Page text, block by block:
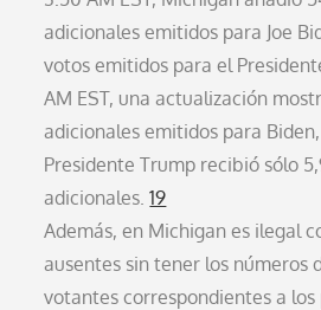
adicionales emitidos para Joe
votos emitidos para el
AM EST, una actualización
adicionales emitidos para
Presidente Trump recibió sólo
adicionales.19
Además, en Michigan es ilegal
ausentes sin tener los números
votantes correspondientes a